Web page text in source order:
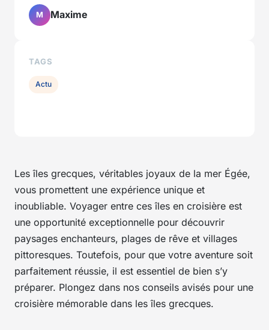
Les îles grecques, véritables joyaux de la mer Égée,
vous promettent une expérience unique et
inoubliable. Voyager entre ces îles en croisière est
une opportunité exceptionnelle pour découvrir
paysages enchanteurs, plages de rêve et villages
pittoresques. Toutefois, pour que votre aventure soit
parfaitement réussie, il est essentiel de bien s’y
préparer. Plongez dans nos conseils avisés pour une
croisière mémorable dans les îles grecques.
M Maxime
TAGS
Actu